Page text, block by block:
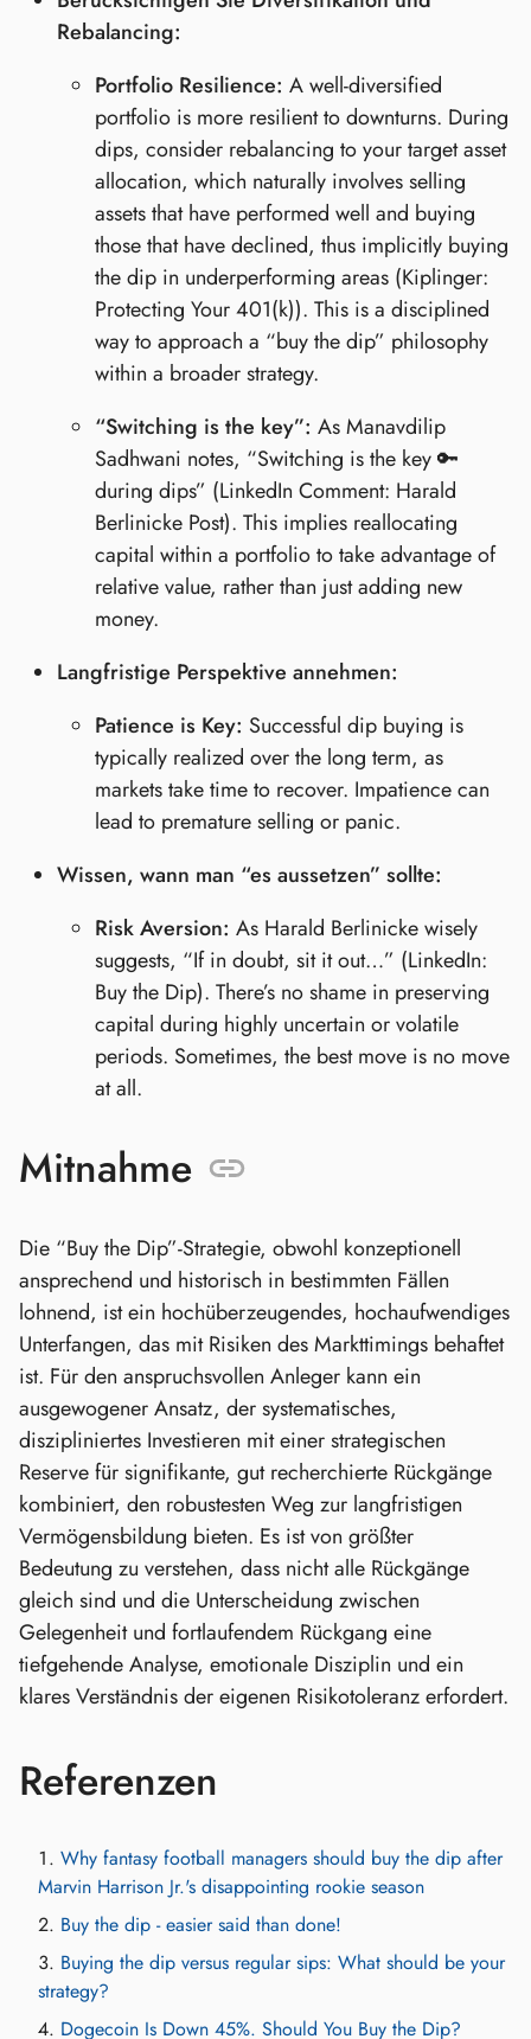
Rebalancing:
Portfolio Resilience: A well-diversified
portfolio is more resilient to downturns. During
dips, consider rebalancing to your target asset
allocation, which naturally involves selling
assets that have performed well and buying
those that have declined, thus implicitly buying
the dip in underperforming areas (Kiplinger:
Protecting Your 401(k)). This is a disciplined
way to approach a “buy the dip” philosophy
within a broader strategy.
“Switching is the key”: As Manavdilip
Sadhwani notes, “Switching is the key 🔑
during dips” (LinkedIn Comment: Harald
Berlinicke Post). This implies reallocating
capital within a portfolio to take advantage of
relative value, rather than just adding new
money.
Langfristige Perspektive annehmen:
Patience is Key: Successful dip buying is
typically realized over the long term, as
markets take time to recover. Impatience can
lead to premature selling or panic.
Wissen, wann man “es aussetzen” sollte:
Risk Aversion: As Harald Berlinicke wisely
suggests, “If in doubt, sit it out…” (LinkedIn:
Buy the Dip). There’s no shame in preserving
capital during highly uncertain or volatile
periods. Sometimes, the best move is no move
at all.
Mitnahme
Die “Buy the Dip”-Strategie, obwohl konzeptionell
ansprechend und historisch in bestimmten Fällen
lohnend, ist ein hochüberzeugendes, hochaufwendiges
Unterfangen, das mit Risiken des Markttimings behaftet
ist. Für den anspruchsvollen Anleger kann ein
ausgewogener Ansatz, der systematisches,
diszipliniertes Investieren mit einer strategischen
Reserve für signifikante, gut recherchierte Rückgänge
kombiniert, den robustesten Weg zur langfristigen
Vermögensbildung bieten. Es ist von größter
Bedeutung zu verstehen, dass nicht alle Rückgänge
gleich sind und die Unterscheidung zwischen
Gelegenheit und fortlaufendem Rückgang eine
tiefgehende Analyse, emotionale Disziplin und ein
klares Verständnis der eigenen Risikotoleranz erfordert.
Referenzen
Why fantasy football managers should buy the dip after
Marvin Harrison Jr.'s disappointing rookie season
Buy the dip - easier said than done!
Buying the dip versus regular sips: What should be your
strategy?
Dogecoin Is Down 45%. Should You Buy the Dip?